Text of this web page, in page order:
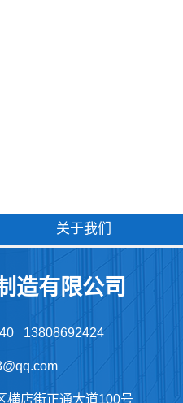
关于我们
造有限公司
13808692424
横店街正通大道100号